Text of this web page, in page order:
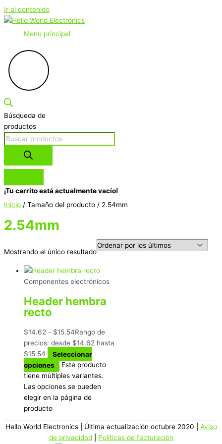
Ir al contenido
Menú principal
Búsqueda de
productos
¡Tu carrito está actualmente vacío!
Inicio / Tamaño del producto / 2.54mm
2.54mm
Mostrando el único resultado
Componentes electrónicos
Header hembra
recto
$14.62 - $15.54Rango de
precios: desde $14.62 hasta
$15.54
Seleccionar
opciones
Este producto
tiene múltiples variantes.
Las opciones se pueden
elegir en la página de
producto
Hello World Electronics| Última actualización octubre 2020 | Aviso
de privacidad| Políticas de facturación